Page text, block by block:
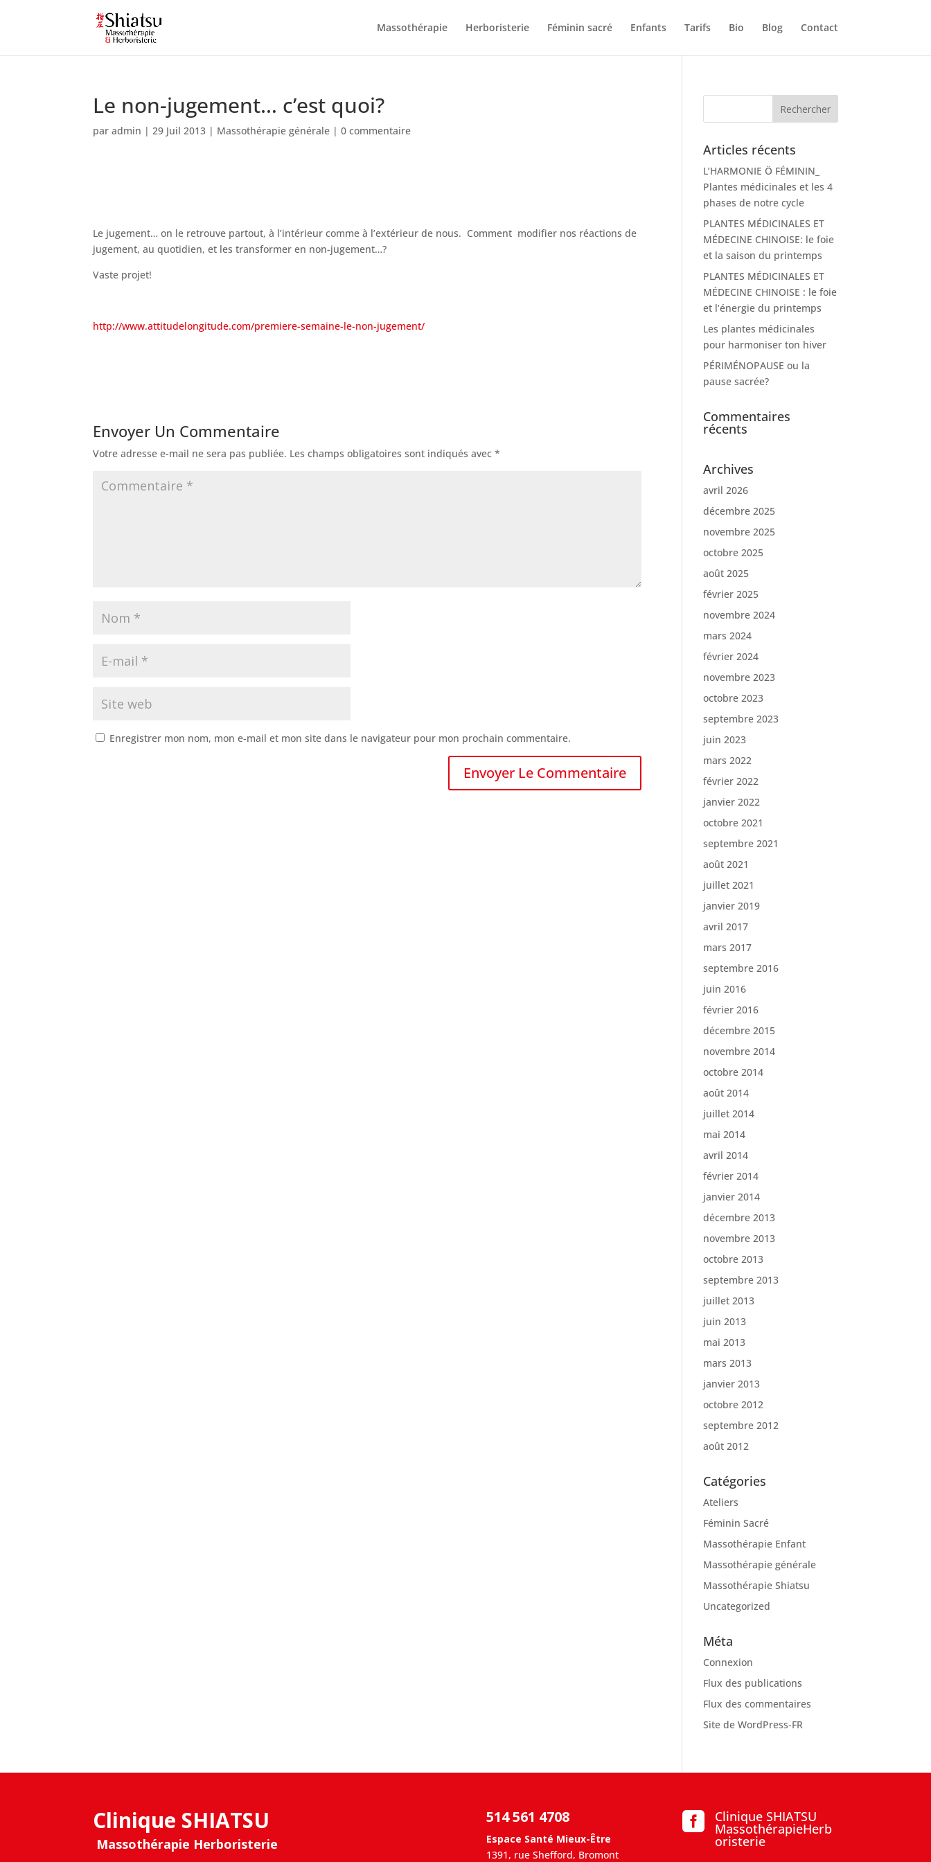
Massothérapie Herboristerie Féminin sacré Enfants Tarifs Bio Blog Contact
Le non-jugement… c’est quoi?
paradmin |29 Juil 2013 | Massothérapie générale |0 commentaire
Le jugement… on le retrouve partout, à l’intérieur comme à l’extérieur de nous. Comment modifier nos réactions de
jugement, au quotidien, et les transformer en non-jugement…?
Vaste projet!
http://www.attitudelongitude.com/premiere-semaine-le-non-jugement/
Envoyer Un Commentaire
Votre adresse e-mail ne sera pas publiée. Les champs obligatoires sont indiqués avec*
Enregistrer mon nom, mon e-mail et mon site dans le navigateur pour mon prochain commentaire.
Articles récents
L’HARMONIE Ö FÉMININ_
Plantes médicinales et les 4
phases de notre cycle
PLANTES MÉDICINALES ET
MÉDECINE CHINOISE: le foie
et la saison du printemps
PLANTES MÉDICINALES ET
MÉDECINE CHINOISE : le foie
et l’énergie du printemps
Les plantes médicinales
pour harmoniser ton hiver
PÉRIMÉNOPAUSE ou la
pause sacrée?
Commentaires
récents
Archives
avril 2026
décembre 2025
novembre 2025
octobre 2025
août 2025
février 2025
novembre 2024
mars 2024
février 2024
novembre 2023
octobre 2023
septembre 2023
juin 2023
mars 2022
février 2022
janvier 2022
octobre 2021
septembre 2021
août 2021
juillet 2021
janvier 2019
avril 2017
mars 2017
septembre 2016
juin 2016
février 2016
décembre 2015
novembre 2014
octobre 2014
août 2014
juillet 2014
mai 2014
avril 2014
février 2014
janvier 2014
décembre 2013
novembre 2013
octobre 2013
septembre 2013
juillet 2013
juin 2013
mai 2013
mars 2013
janvier 2013
octobre 2012
septembre 2012
août 2012
Catégories
Ateliers
Féminin Sacré
Massothérapie Enfant
Massothérapie générale
Massothérapie Shiatsu
Uncategorized
Méta
Connexion
Flux des publications
Flux des commentaires
Site de WordPress-FR
Clinique SHIATSU
Massothérapie Herboristerie
514 561 4708
Espace Santé Mieux-Être
1391, rue Shefford, Bromont
 Clinique SHIATSU
MassothérapieHerb
oristerie